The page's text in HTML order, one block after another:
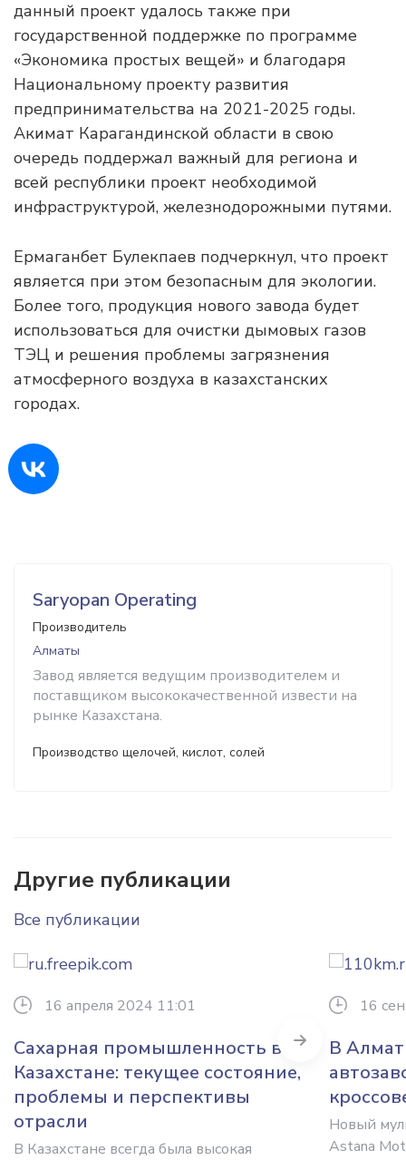
данный проект удалось также при
государственной поддержке по программе
«Экономика простых вещей» и благодаря
Национальному проекту развития
предпринимательства на 2021-2025 годы.
Акимат Карагандинской области в свою
очередь поддержал важный для региона и
всей республики проект необходимой
инфраструктурой, железнодорожными путями.
Ермаганбет Булекпаев подчеркнул, что проект
является при этом безопасным для экологии.
Более того, продукция нового завода будет
использоваться для очистки дымовых газов
ТЭЦ и решения проблемы загрязнения
атмосферного воздуха в казахстанских
городах.
Saryopan Operating
Производитель
Алматы
Завод является ведущим производителем и
поставщиком высококачественной извести на
рынке Казахстана.
Производство щелочей, кислот, солей
Другие публикации
Все публикации
16 апреля 2024 11:01
Сахарная промышленность в
Казахстане: текущее состояние,
проблемы и перспективы
отрасли
В Казахстане всегда была высокая
16
В
Новый
Astana
Next